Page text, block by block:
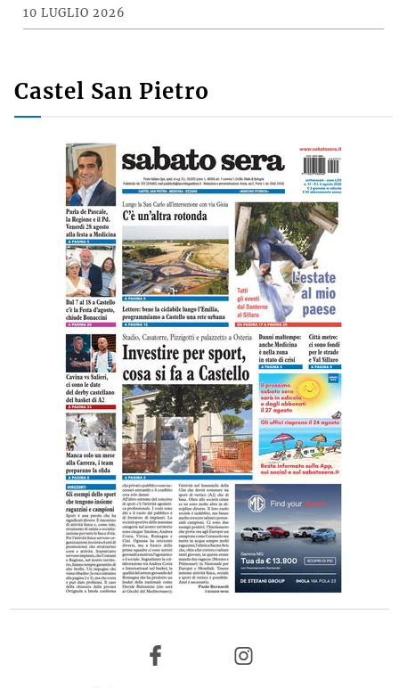
10 LUGLIO 2026
Castel San Pietro